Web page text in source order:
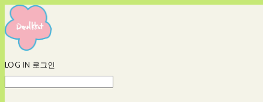
LOG IN 로그인